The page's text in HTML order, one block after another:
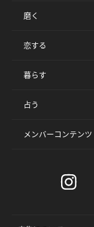
磨く
恋する
暮らす
占う
メンバーコンテンツ